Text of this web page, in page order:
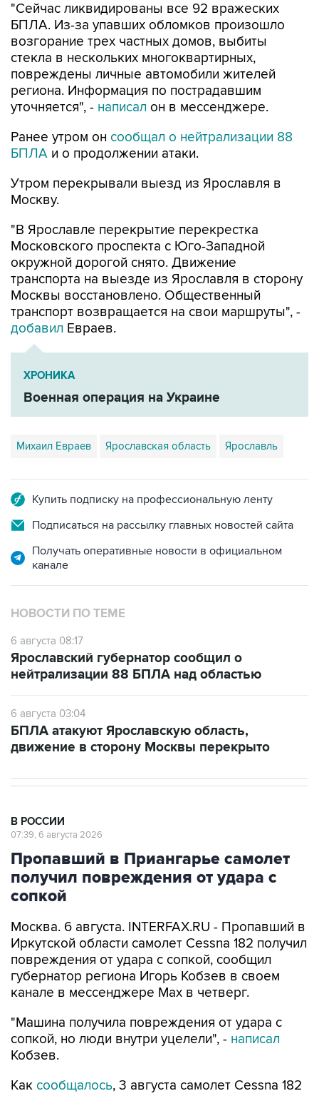
"Сейчас ликвидированы все 92 вражеских
БПЛА. Из-за упавших обломков произошло
возгорание трех частных домов, выбиты
стекла в нескольких многоквартирных,
повреждены личные автомобили жителей
региона. Информация по пострадавшим
уточняется", - написал он в мессенджере.
Ранее утром он сообщал о нейтрализации 88
БПЛА и о продолжении атаки.
Утром перекрывали выезд из Ярославля в
Москву.
"В Ярославле перекрытие перекрестка
Московского проспекта с Юго-Западной
окружной дорогой снято. Движение
транспорта на выезде из Ярославля в сторону
Москвы восстановлено. Общественный
транспорт возвращается на свои маршруты", -
добавил Евраев.
ХРОНИКА
Военная операция на Украине
Михаил Евраев Ярославская область Ярославль
Купить подписку на профессиональную ленту
Подписаться на рассылку главных новостей сайта
Получать оперативные новости в официальном
канале
НОВОСТИ ПО ТЕМЕ
6 августа 08:17
Ярославский губернатор сообщил о
нейтрализации 88 БПЛА над областью
6 августа 03:04
БПЛА атакуют Ярославскую область,
движение в сторону Москвы перекрыто
В РОССИИ
07:39, 6 августа 2026
Пропавший в Приангарье самолет
получил повреждения от удара с
сопкой
Москва. 6 августа. INTERFAX.RU - Пропавший в
Иркутской области самолет Cessna 182 получил
повреждения от удара с сопкой, сообщил
губернатор региона Игорь Кобзев в своем
канале в мессенджере Мах в четверг.
"Машина получила повреждения от удара с
сопкой, но люди внутри уцелели", - написал
Кобзев.
Как сообщалось, 3 августа самолет Cessna 182